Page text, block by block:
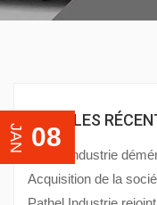
ARTICLES
Pathel Industrie
Acquisition de la
08
JAN